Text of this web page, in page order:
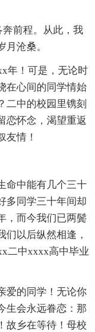
前程。从此，我
沧桑。
年！可是，无论时
在心间的同学情始
二中的校园里镌刻
恋怀念，渴望重返
友情！
命中能有几个三十
多同学三十年间却
，而今我们已两鬓
们以后纵然相逢，
二中xxxx高中毕业
爱的同学！无论你
生会永远眷恋：那
故乡在等待！母校